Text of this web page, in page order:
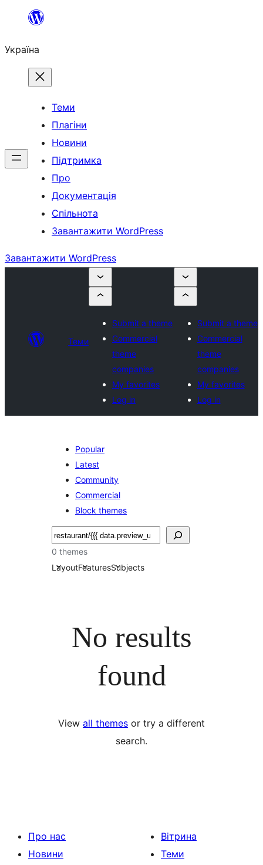
Перейти
вмісту
Україна
Теми
Плагіни
Новини
Підтримка
Про
Документація
Спільнота
Завантажити WordPress
Завантажити WordPress
Теми
Submit a theme
Commercial
theme
companies
My favorites
Log in
Submit a theme
Commercial
theme
companies
My favorites
Log in
Popular
Latest
Community
Commercial
Block themes
Пошук
0 themes
LayoutFeaturesSubjects
No results
found
View all themes or try a different
search.
Про нас
Новини
Вітрина
Теми